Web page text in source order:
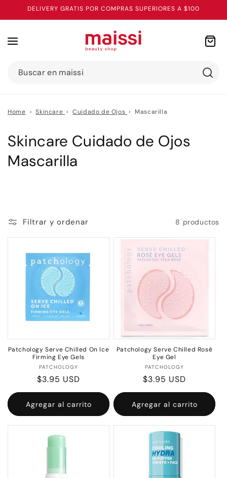
directamente
al contenido
DELIVERY GRATIS POR COMPRAS SUPERIORES A $100
Buscar en maissi
Carrito
Home › Skincare › Cuidado de Ojos › Mascarilla
C
o
c
c
Skincare Cuidado de Ojos
Mascarilla
Filtrar y ordenar 8 productos
Patchology Serve Chilled On Ice
Firming Eye Gels
Proveedor:
PATCHOLOGY
Precio
habitual
$3.95 USD
Agregar al carrito
Patchology Serve Chilled Rosé
Eye Gel
Proveedor:
PATCHOLOGY
Precio
habitual
$3.95 USD
Agregar al carrito